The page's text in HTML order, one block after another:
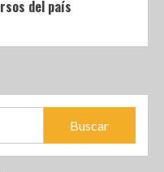
del país